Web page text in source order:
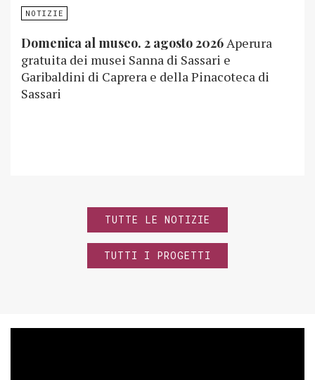
NOTIZIE
Domenica al museo. 2 agosto 2026Aperura
gratuita dei musei Sanna di Sassari e
Garibaldini di Caprera e della Pinacoteca di
Sassari
TUTTE LE NOTIZIE
TUTTI I PROGETTI